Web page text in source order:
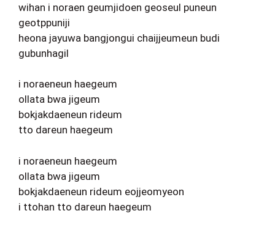
wihan i noraen geumjidoen geoseul puneun
geotppuniji
heona jayuwa bangjongui chaijjeumeun budi
gubunhagil
i noraeneun haegeum
ollata bwa jigeum
bokjakdaeneun rideum
tto dareun haegeum
i noraeneun haegeum
ollata bwa jigeum
bokjakdaeneun rideum eojjeomyeon
i ttohan tto dareun haegeum